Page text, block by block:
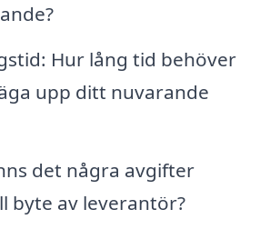
Hur lång tid behöver
upp ditt nuvarande
det några avgifter
byte av leverantör?